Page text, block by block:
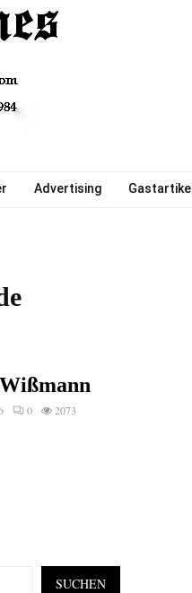
Advertising Gastartikel
0 2073
SUCHEN